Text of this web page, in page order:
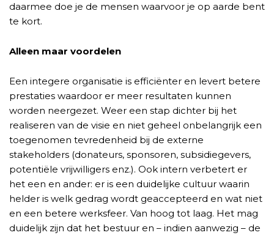
daarmee doe je de mensen waarvoor je op aarde bent
te kort.
Alleen maar voordelen
Een integere organisatie is efficiënter en levert betere
prestaties waardoor er meer resultaten kunnen
worden neergezet. Weer een stap dichter bij het
realiseren van de visie en niet geheel onbelangrijk een
toegenomen tevredenheid bij de externe
stakeholders (donateurs, sponsoren, subsidiegevers,
potentiële vrijwilligers enz.). Ook intern verbetert er
het een en ander: er is een duidelijke cultuur waarin
helder is welk gedrag wordt geaccepteerd en wat niet
en een betere werksfeer. Van hoog tot laag. Het mag
duidelijk zijn dat het bestuur en – indien aanwezig – de